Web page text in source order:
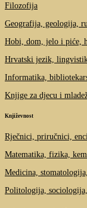
Filozofija
Geografija, geologija,
Hobi, dom, jelo i piće,
Hrvatski jezik,
Informatika,
Knjige za djecu i
Književnost
Rječnici, priručnici,
Matematika, fizika,
Medicina,
Politologija,